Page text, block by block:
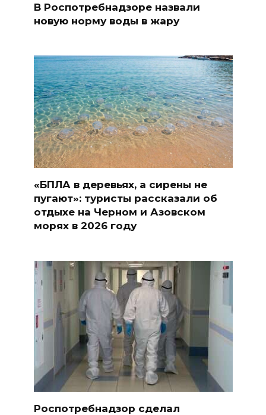
В Роспотребнадзоре назвали
новую норму воды в жару
«БПЛА в деревьях, а сирены не
пугают»: туристы рассказали об
отдыхе на Черном и Азовском
морях в 2026 году
Роспотребнадзор сделал